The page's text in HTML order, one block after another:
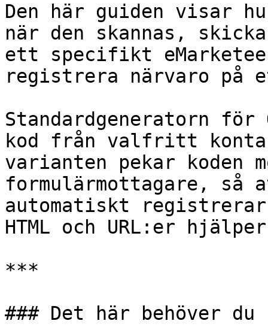
Den här guiden visar
när den skannas,
ett specifikt
registrera närvaro på
Standardgeneratorn för
kod från valfritt
varianten pekar koden
formulärmottagare, så
automatiskt registrerar
HTML och URL:er
***
### Det här behöver